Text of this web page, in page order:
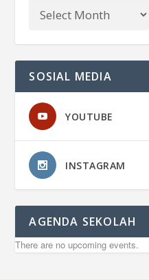
SOSIAL MEDIA
YOUTUBE
INSTAGRAM
AGENDA SEKOLAH
There are no upcoming events.